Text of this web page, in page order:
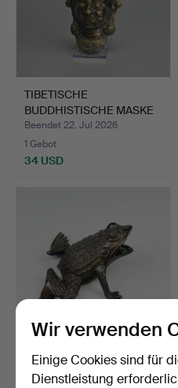
TIBETISCHE
BUDDHISTISCHE MASKE
DES MAHAKAL…
Beendet 22. Jul 2026
1 Gebot
34 USD
353.BRONZEFROSCH.
Wir verwenden
Einige Cookies sind für
Dienstleistung